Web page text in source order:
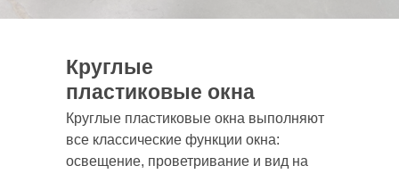
Круглые
пластиковые окна
Круглые пластиковые окна выполняют
все классические функции окна:
освещение, проветривание и вид на